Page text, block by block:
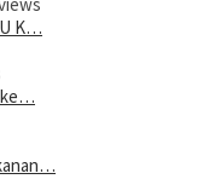
K…
ke…